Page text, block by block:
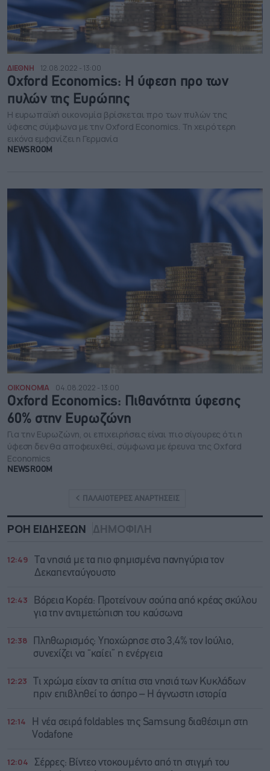
ΔΙΕΘΝΗ 12.08.2022 - 13:00
Oxford Economics: Η ύφεση προ των
πυλών της Ευρώπης
Η ευρωπαϊκή οικονομία βρίσκεται προ των πυλών της
ύφεσης σύμφωνα με την Oxford Economics. Τη χειρότερη
εικόνα εμφανίζει η Γερμανία
NEWSROOM
ΟΙΚΟΝΟΜΙΑ 04.08.2022 - 13:00
Oxford Economics: Πιθανότητα ύφεσης
60% στην Ευρωζώνη
Για την Ευρωζώνη, οι επιχειρήσεις είναι πιο σίγουρες ότι η
ύφεση δεν θα αποφευχθεί, σύμφωνα με έρευνα της Oxford
Economics
NEWSROOM
ΠΑΛΑΙΟΤΕΡΕΣ ΑΝΑΡΤΗΣΕΙΣ
ΡΟΗ ΕΙΔΗΣΕΩΝ ΔΗΜΟΦΙΛΗ
12:49
Τα νησιά με τα πιο φημισμένα πανηγύρια τον
Δεκαπενταύγουστο
12:43
Βόρεια Κορέα: Προτείνουν σούπα από κρέας σκύλου
για την αντιμετώπιση του καύσωνα
12:38
Πληθωρισμός: Υποχώρησε στο 3,4% τον Ιούλιο,
συνεχίζει να “καίει” η ενέργεια
12:23
Τι χρώμα είχαν τα σπίτια στα νησιά των Κυκλάδων
πριν επιβληθεί το άσπρο – Η άγνωστη ιστορία
12:14
Η νέα σειρά foldables της Samsung διαθέσιμη στη
Vodafone
12:04
Σέρρες: Βίντεο ντοκουμέντο από τη στιγμή του